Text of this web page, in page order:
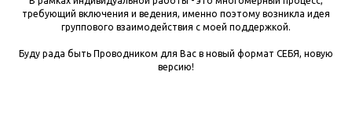
требующий включения и ведения, именно поэтому возникла идея
группового взаимодействия с моей поддержкой.
Буду рада быть Проводником для Вас в новый формат СЕБЯ, новую
версию!